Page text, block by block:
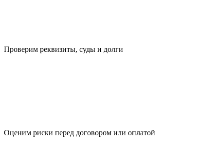
Проверим реквизиты, суды и долги
Оценим риски перед договором или оплатой